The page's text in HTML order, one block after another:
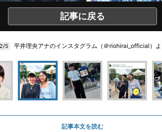
記事に戻る
2/5 平井理央アナのインスタグラム（＠riohirai_official）よ
記事本文を読む